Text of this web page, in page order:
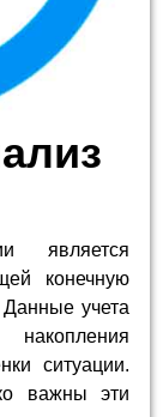
является
конечную
Данные учета
ситуации.
важны эти